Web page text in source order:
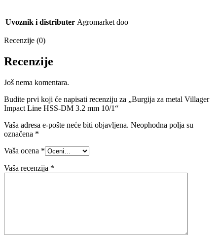
Uvoznik i distributer Agromarket doo
Recenzije (0)
Recenzije
Još nema komentara.
Budite prvi koji će napisati recenziju za „Burgija za metal Villager
Impact Line HSS-DM 3.2 mm 10/1“
Vaša adresa e-pošte neće biti objavljena. Neophodna polja su
označena *
Vaša ocena *
Vaša recenzija *